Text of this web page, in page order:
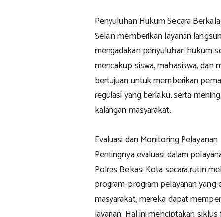
Penyuluhan Hukum Secara Berkala
Selain memberikan layanan
mengadakan penyuluhan hukum
mencakup siswa, mahasiswa, dan
bertujuan untuk memberikan
regulasi yang berlaku, serta
kalangan masyarakat.
Evaluasi dan Monitoring Pelayanan
Pentingnya evaluasi dalam
Polres Bekasi Kota secara rutin
program-program pelayanan yang
masyarakat, mereka dapat